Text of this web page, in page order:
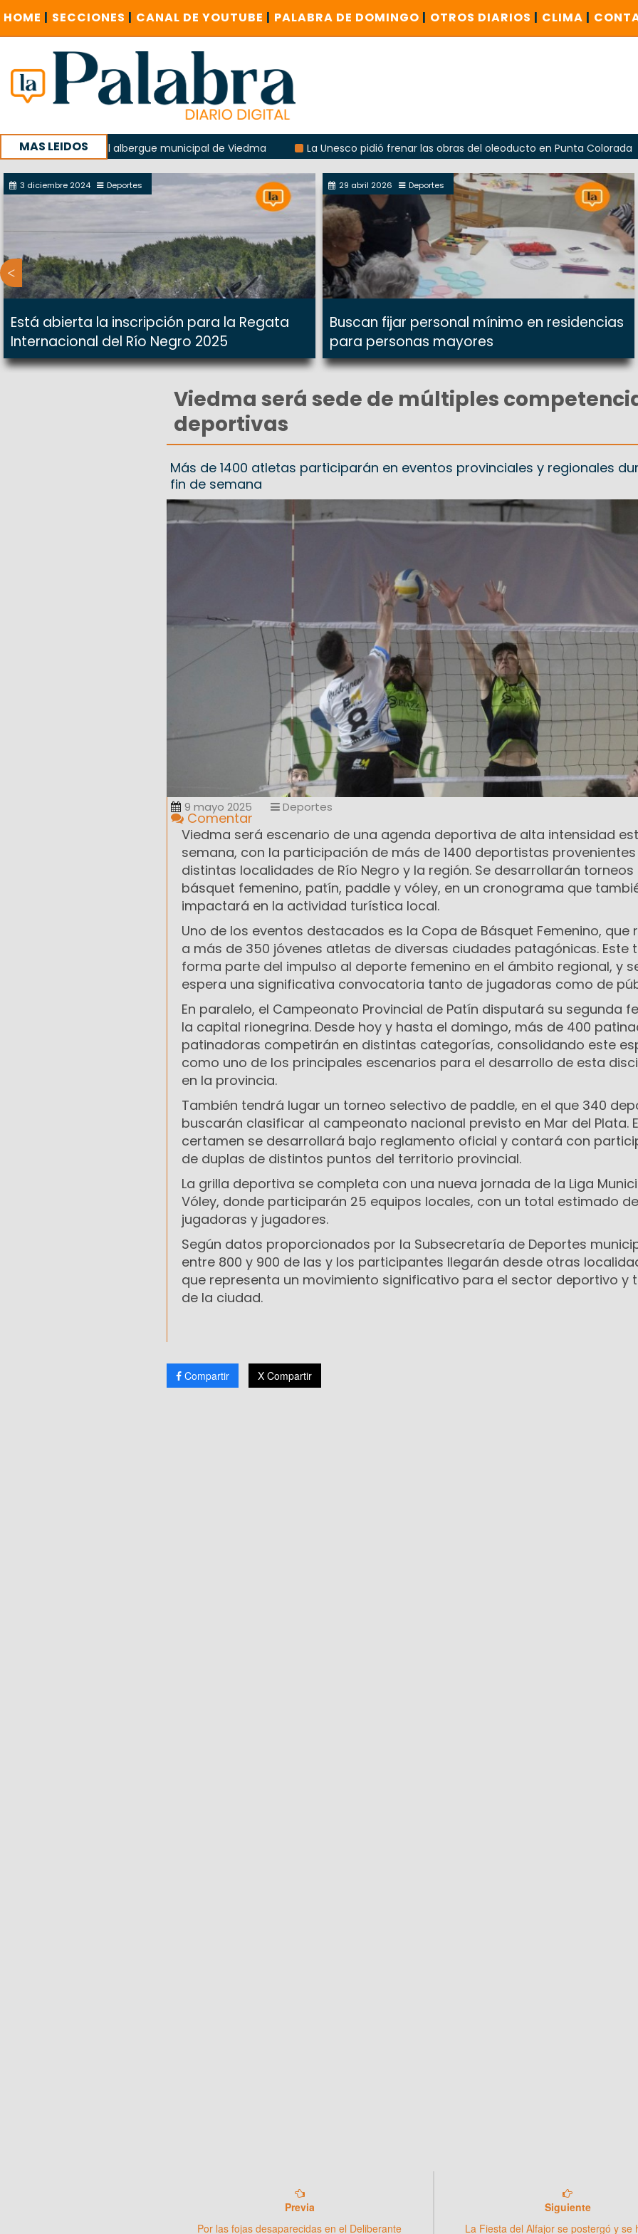
HOME | SECCIONES | CANAL DE YOUTUBE | PALABRA DE DOMINGO | OTROS DIARIOS | CLIMA |
MAS LEIDOS
del albergue municipal de Viedma La Unesco pidió frenar las obras del oleoducto en Punta Colorada
con un encuentro provincial en Roca
3 diciembre 2024 Deportes
Está abierta la inscripción para la Regata
Internacional del Río Negro 2025
29 abril 2026 Deportes
Buscan fijar personal mínimo en residencias
para personas mayores
Viedma será sede de múltiples
deportivas
Más de 1400 atletas participarán en eventos provinciales y regionales
fin de semana
9 mayo 2025 Deportes
Comentar
Viedma será escenario de una agenda deportiva de alta intensidad
semana, con la participación de más de 1400 deportistas
distintas localidades de Río Negro y la región. Se desarrollarán torneos
básquet femenino, patín, paddle y vóley, en un cronograma que
impactará en la actividad turística local.
Uno de los eventos destacados es la Copa de Básquet Femenino, que
a más de 350 jóvenes atletas de diversas ciudades patagónicas. Este
forma parte del impulso al deporte femenino en el ámbito regional, y
espera una significativa convocatoria tanto de jugadoras como de
En paralelo, el Campeonato Provincial de Patín disputará su segunda
la capital rionegrina. Desde hoy y hasta el domingo, más de 400
patinadoras competirán en distintas categorías, consolidando este
como uno de los principales escenarios para el desarrollo de esta
en la provincia.
También tendrá lugar un torneo selectivo de paddle, en el que 340
buscarán clasificar al campeonato nacional previsto en Mar del Plata.
certamen se desarrollará bajo reglamento oficial y contará con
de duplas de distintos puntos del territorio provincial.
La grilla deportiva se completa con una nueva jornada de la Liga
Vóley, donde participarán 25 equipos locales, con un total estimado
jugadoras y jugadores.
Según datos proporcionados por la Subsecretaría de Deportes
entre 800 y 900 de las y los participantes llegarán desde otras
que representa un movimiento significativo para el sector deportivo y
de la ciudad.
Compartir X Compartir
Previa
Por las fojas desaparecidas en el Deliberante
Siguiente
La Fiesta del Alfajor se postergó y se